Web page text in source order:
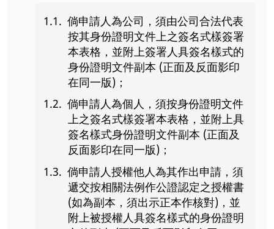
倘申請人為公司，須由公司合法代表
按其身份證明文件上之簽名式樣簽署
本表格，並附上簽署人具簽名樣式的
身份證明文件副本 (正面及反面影印
在同一版)；
倘申請人為個人，須按身份證明文件
上之簽名式樣簽署本表格，並附上具
簽名樣式身份證明文件副本 (正面及
反面影印在同一版)；
倘申請人授權他人為其作出申請，須
遞交按相關法例作公證認定之授權書
(如為副本，須出示正本作核對)，並
附上被授權人具簽名樣式的身份證明